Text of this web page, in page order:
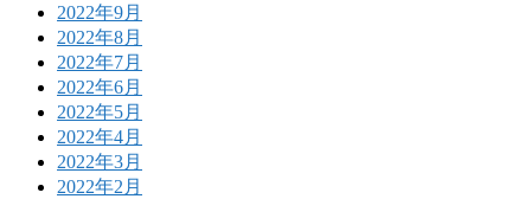
2022年9月
2022年8月
2022年7月
2022年6月
2022年5月
2022年4月
2022年3月
2022年2月